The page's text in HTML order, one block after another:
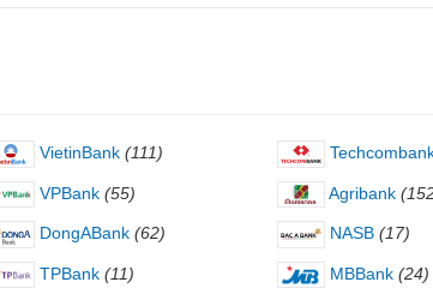
VietinBank (111)
VPBank (55) Agribank
DongABank (62) NASB (17)
TPBank (11) MBBank (24)